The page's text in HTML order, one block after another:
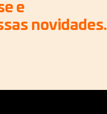
e
novidades.